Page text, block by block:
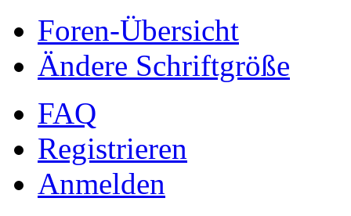
Foren-Übersicht
Ändere Schriftgröße
FAQ
Registrieren
Anmelden